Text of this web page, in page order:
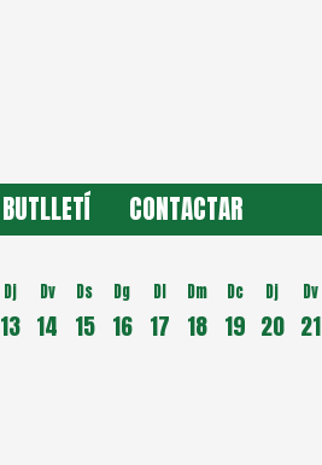
BUTLLETÍ CONTACTAR
Dj
13
Dv
14
Ds
15
Dg
16
Dl
17
Dm
18
Dc
19
Dj
20
Dv
21